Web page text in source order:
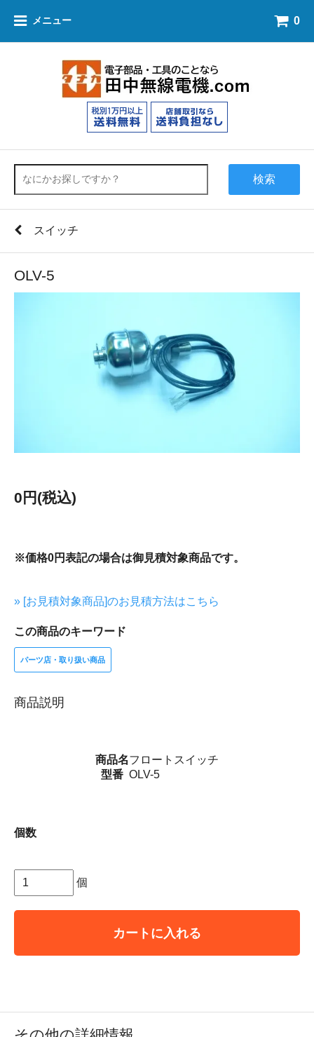
メニュー 0
検索
スイッチ
OLV-5
0円(税込)
※価格0円表記の場合は御見積対象商品です。
» [お見積対象商品]のお見積方法はこちら
この商品のキーワード
パーツ店・取り扱い商品
商品説明
商品名フロートスイッチ
型番 OLV-5
個数
個
カートに入れる